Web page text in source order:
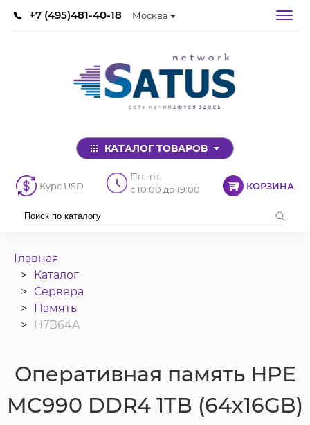
+7 (495)481-40-18 Москва
КАТАЛОГ ТОВАРОВ
Курс USD
Пн.-пт.
с 10:00 до 19:00
КОРЗИНА
Главная
Каталог
Сервера
Память
H7B64A
Оперативная память HPE
MC990 DDR4 1TB (64x16GB)